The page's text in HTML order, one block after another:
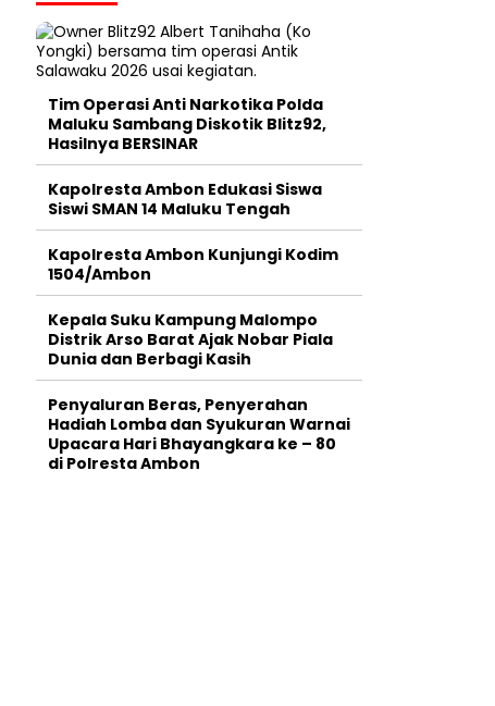
Tim Operasi Anti Narkotika Polda
Maluku Sambang Diskotik Blitz92,
Hasilnya BERSINAR
Kapolresta Ambon Edukasi Siswa
Siswi SMAN 14 Maluku Tengah
Kapolresta Ambon Kunjungi Kodim
1504/Ambon
Kepala Suku Kampung Malompo
Distrik Arso Barat Ajak Nobar Piala
Dunia dan Berbagi Kasih
Penyaluran Beras, Penyerahan
Hadiah Lomba dan Syukuran Warnai
Upacara Hari Bhayangkara ke – 80
di Polresta Ambon